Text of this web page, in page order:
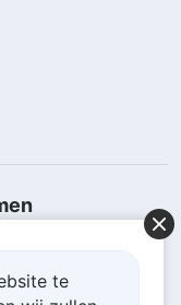
Wil je het
te